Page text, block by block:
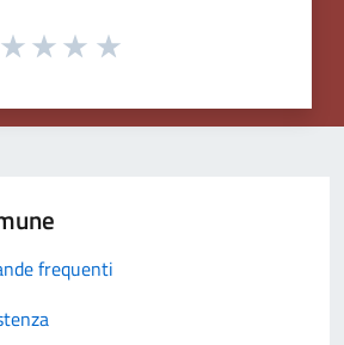
frequenti